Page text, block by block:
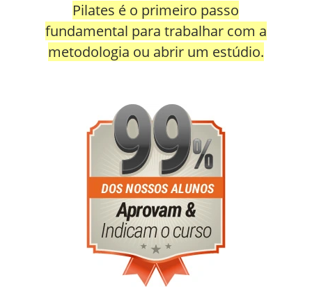
Pilates é o primeiro passo
fundamental para trabalhar com a
metodologia ou abrir um estúdio.